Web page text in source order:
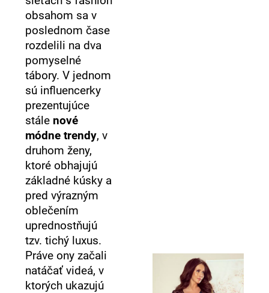
obsahom sa v
poslednom čase
rozdelili na dva
pomyselné
tábory. V jednom
sú influencerky
prezentujúce
stále nové
módne trendy, v
druhom ženy,
ktoré obhajujú
základné kúsky a
pred výrazným
oblečením
uprednostňujú
tzv. tichý luxus.
Práve ony začali
natáčať videá, v
ktorých ukazujú
HĽADAŤ